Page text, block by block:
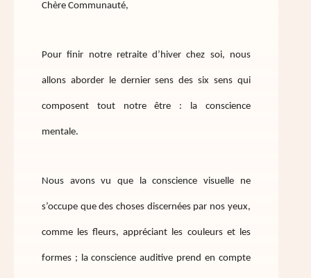
Chère Communauté,
Pour finir notre retraite d’hiver chez soi, nous
allons aborder le dernier sens des six sens qui
composent tout notre être : la conscience
mentale.
Nous avons vu que la conscience visuelle ne
s’occupe que des choses discernées par nos yeux,
comme les fleurs, appréciant les couleurs et les
formes ; la conscience auditive prend en compte